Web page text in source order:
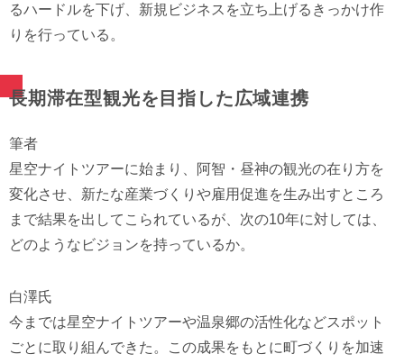
るハードルを下げ、新規ビジネスを立ち上げるきっかけ作
りを行っている。
長期滞在型観光を目指した広域連携
筆者
星空ナイトツアーに始まり、阿智・昼神の観光の在り方を
変化させ、新たな産業づくりや雇用促進を生み出すところ
まで結果を出してこられているが、次の10年に対しては、
どのようなビジョンを持っているか。
白澤氏
今までは星空ナイトツアーや温泉郷の活性化などスポット
ごとに取り組んできた。この成果をもとに町づくりを加速